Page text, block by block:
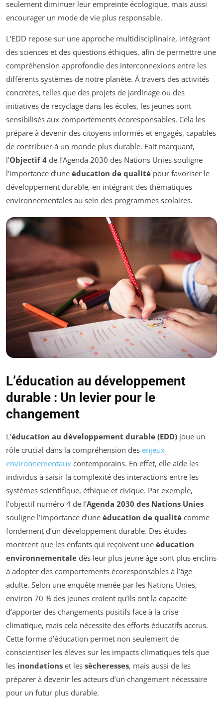
seulement diminuer leur empreinte écologique, mais aussi
encourager un mode de vie plus responsable.
L’EDD repose sur une approche multidisciplinaire, intégrant
des sciences et des questions éthiques, afin de permettre une
compréhension approfondie des interconnexions entre les
différents systèmes de notre planète. À travers des activités
concrètes, telles que des projets de jardinage ou des
initiatives de recyclage dans les écoles, les jeunes sont
sensibilisés aux comportements écoresponsables. Cela les
prépare à devenir des citoyens informés et engagés, capables
de contribuer à un monde plus durable. Fait marquant,
l’Objectif 4 de l’Agenda 2030 des Nations Unies souligne
l’importance d’une éducation de qualité pour favoriser le
développement durable, en intégrant des thématiques
environnementales au sein des programmes scolaires.
L’éducation au développement
durable : Un levier pour le
changement
L’éducation au développement durable (EDD) joue un
rôle crucial dans la compréhension des enjeux
environnementaux contemporains. En effet, elle aide les
individus à saisir la complexité des interactions entre les
systèmes scientifique, éthique et civique. Par exemple,
l’objectif numéro 4 de l’Agenda 2030 des Nations Unies
souligne l’importance d’une éducation de qualité comme
fondement d’un développement durable. Des études
montrent que les enfants qui reçoivent une éducation
environnementale dès leur plus jeune âge sont plus enclins
à adopter des comportements écoresponsables à l’âge
adulte. Selon une enquête menée par les Nations Unies,
environ 70 % des jeunes croient qu’ils ont la capacité
d’apporter des changements positifs face à la crise
climatique, mais cela nécessite des efforts éducatifs accrus.
Cette forme d’éducation permet non seulement de
conscientiser les élèves sur les impacts climatiques tels que
les inondations et les sècheresses, mais aussi de les
préparer à devenir les acteurs d’un changement nécessaire
pour un futur plus durable.